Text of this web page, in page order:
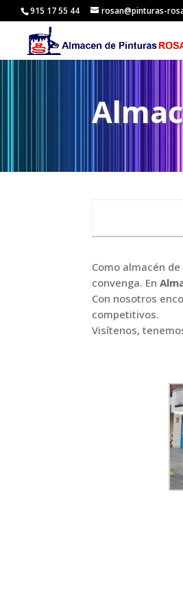
915 17 55 44 rosan@pinturas-
Como almacén
convenga. En
Con nosotros
competitivos.
Visítenos,